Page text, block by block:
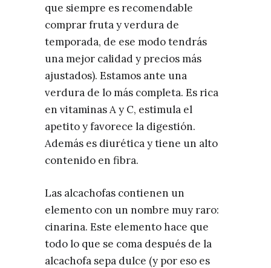
que siempre es recomendable
comprar fruta y verdura de
temporada, de ese modo tendrás
una mejor calidad y precios más
ajustados). Estamos ante una
verdura de lo más completa. Es rica
en vitaminas A y C, estimula el
apetito y favorece la digestión.
Además es diurética y tiene un alto
contenido en fibra.
Las alcachofas contienen un
elemento con un nombre muy raro:
cinarina. Este elemento hace que
todo lo que se coma después de la
alcachofa sepa dulce (y por eso es